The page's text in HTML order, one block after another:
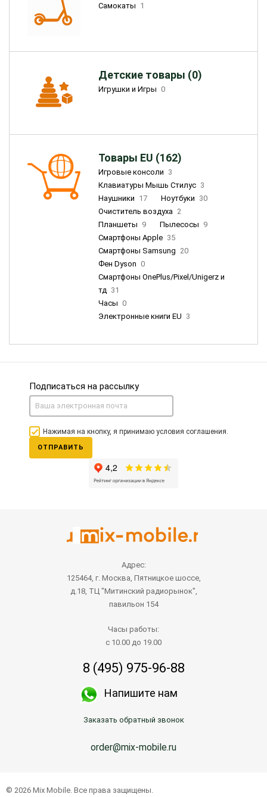
Самокаты 1
Детские товары (0)
Игрушки и Игры 0
Товары EU (162)
Игровые консоли 3
Клавиатуры Мышь Стилус 3
Наушники 17 Ноутбуки 30
Очиститель воздуха 2
Планшеты 9 Пылесосы 9
Смартфоны Apple 35
Смартфоны Samsung 20
Фен Dyson 0
Смартфоны OnePlus/Pixel/Unigerz и
тд 31
Часы 0
Электронные книги EU 3
Подписаться на рассылку
Нажимая на кнопку, я принимаю условия соглашения.
ОТПРАВИТЬ
Адрес:
125464, г. Москва, Пятницкое шоссе,
д.18, ТЦ "Митинский радиорынок",
павильон 154
Часы работы:
с 10.00 до 19.00
8 (495) 975-96-88
Напишите нам
Заказать обратный звонок
order@mix-mobile.ru
© 2026 Mix Mobile. Все права защищены.